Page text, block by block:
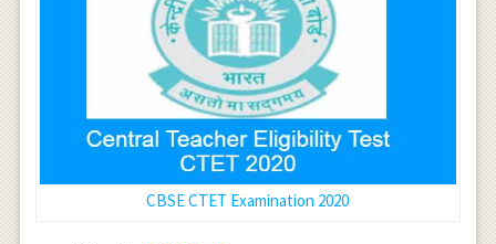
CBSE CTET Examination 2020